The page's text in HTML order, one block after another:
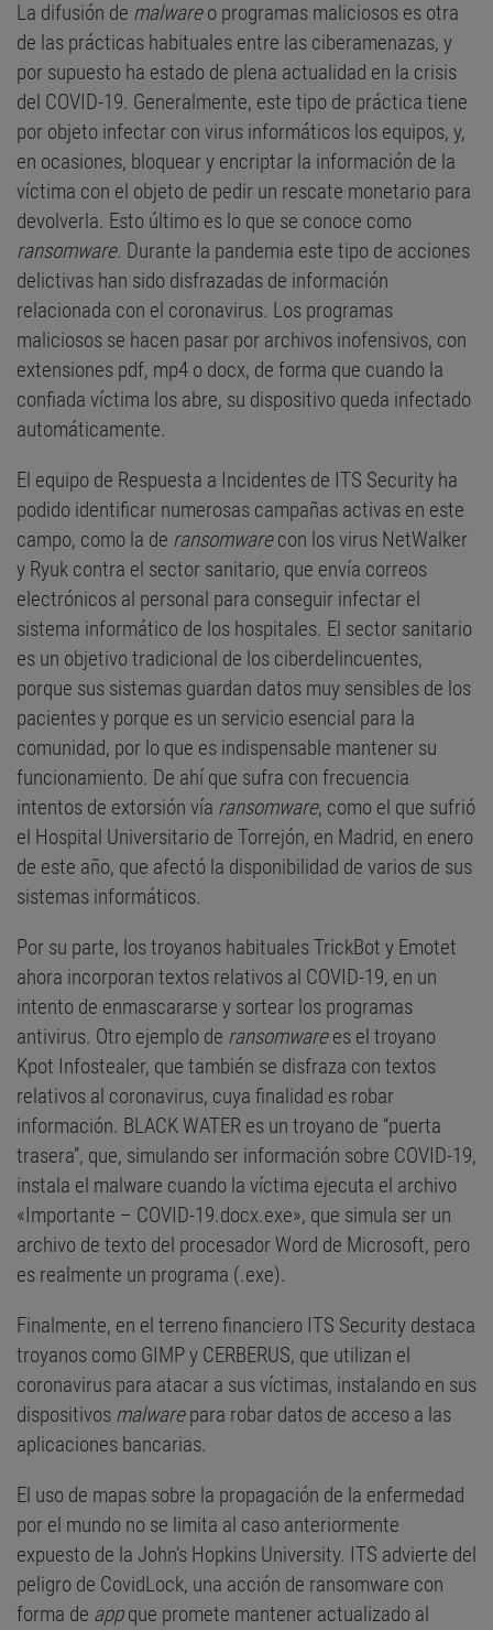
La difusión de malwareo programas maliciosos es otra
de las prácticas habituales entre las ciberamenazas, y
por supuesto ha estado de plena actualidad en la crisis
del COVID-19. Generalmente, este tipo de práctica tiene
por objeto infectar con virus informáticos los equipos, y,
en ocasiones, bloquear y encriptar la información de la
víctima con el objeto de pedir un rescate monetario para
devolverla. Esto último es lo que se conoce como
ransomware. Durante la pandemia este tipo de acciones
delictivas han sido disfrazadas de información
relacionada con el coronavirus. Los programas
maliciosos se hacen pasar por archivos inofensivos, con
extensiones pdf, mp4 o docx, de forma que cuando la
confiada víctima los abre, su dispositivo queda infectado
automáticamente.
El equipo de Respuesta a Incidentes de ITS Security ha
podido identificar numerosas campañas activas en este
campo, como la de ransomwarecon los virus NetWalker
y Ryuk contra el sector sanitario, que envía correos
electrónicos al personal para conseguir infectar el
sistema informático de los hospitales. El sector sanitario
es un objetivo tradicional de los ciberdelincuentes,
porque sus sistemas guardan datos muy sensibles de los
pacientes y porque es un servicio esencial para la
comunidad, por lo que es indispensable mantener su
funcionamiento. De ahí que sufra con frecuencia
intentos de extorsión vía ransomware, como el que sufrió
el Hospital Universitario de Torrejón, en Madrid, en enero
de este año, que afectó la disponibilidad de varios de sus
sistemas informáticos.
Por su parte, los troyanos habituales TrickBot y Emotet
ahora incorporan textos relativos al COVID-19, en un
intento de enmascararse y sortear los programas
antivirus. Otro ejemplo de ransomwarees el troyano
Kpot Infostealer, que también se disfraza con textos
relativos al coronavirus, cuya finalidad es robar
información. BLACK WATER es un troyano de “puerta
trasera”, que, simulando ser información sobre COVID-19,
instala el malware cuando la víctima ejecuta el archivo
«Importante – COVID-19.docx.exe», que simula ser un
archivo de texto del procesador Word de Microsoft, pero
es realmente un programa (.exe).
Finalmente, en el terreno financiero ITS Security destaca
troyanos como GIMP y CERBERUS, que utilizan el
coronavirus para atacar a sus víctimas, instalando en sus
dispositivos malwarepara robar datos de acceso a las
aplicaciones bancarias.
El uso de mapas sobre la propagación de la enfermedad
por el mundo no se limita al caso anteriormente
expuesto de la John’s Hopkins University. ITS advierte del
peligro de CovidLock, una acción de ransomware con
forma de appque promete mantener actualizado al